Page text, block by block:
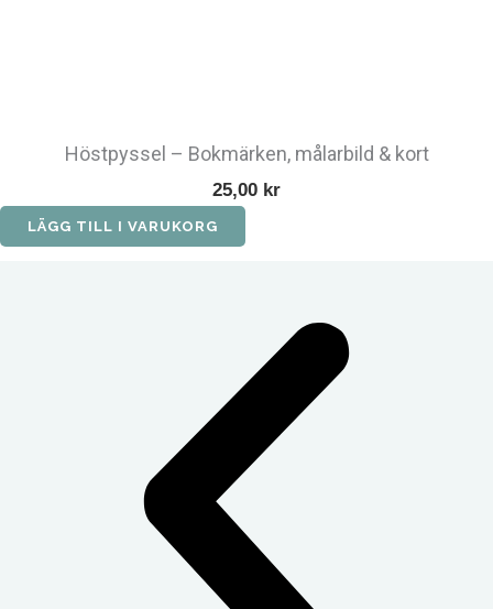
Höstpyssel – Bokmärken, målarbild & kort
25,00 kr
LÄGG TILL I VARUKORG